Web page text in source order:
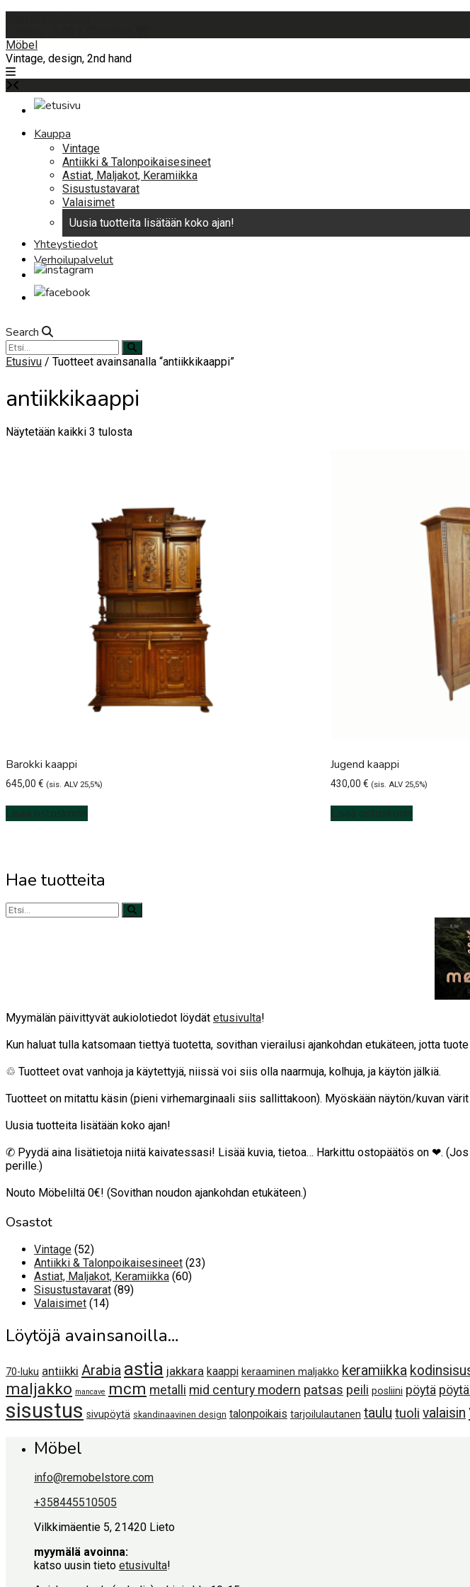
content
Möbel
Vintage, design, 2nd hand
Kauppa
Vintage
Antiikki & Talonpoikaisesineet
Astiat, Maljakot, Keramiikka
Sisustustavarat
Valaisimet
Uusia tuotteita lisätään koko ajan!
Yhteystiedot
Verhoilupalvelut
Search
Etusivu / Tuotteet avainsanalla “antiikkikaappi”
antiikkikaappi
Näytetään kaikki 3 tulostaSorted
Barokki kaappi
645,00 € (sis. ALV 25,5%)
Lisää ostoskoriin
Jugend kaappi
430,00 € (sis. ALV 25,5%)
Lisää ostoskoriin
Hae tuotteita
Myymälän päivittyvät aukiolotiedot löydät etusivulta!
Kun haluat tulla katsomaan tiettyä tuotetta, sovithan vierailusi ajankohdan etukäteen, jotta
♲ Tuotteet ovat vanhoja ja käytettyjä, niissä voi siis olla naarmuja, kolhuja, ja käytön jälkiä.
Tuotteet on mitattu käsin (pieni virhemarginaali siis sallittakoon). Myöskään näytön/kuvan
Uusia tuotteita lisätään koko ajan!
✆ Pyydä aina lisätietoja niitä kaivatessasi! Lisää kuvia, tietoa… Harkittu ostopäätös on ❤.
perille.)
Nouto Möbeliltä 0€! (Sovithan noudon ajankohdan etukäteen.)
Osastot
Vintage 5252
tuotetta
Antiikki & Talonpoikaisesineet 2323
Astiat, Maljakot, Keramiikka 6060
Sisustustavarat 8989
Valaisimet 1414
Löytöjä avainsanoilla…
70-luku antiikki Arabia astia jakkara kaappi keraaminen maljakko keramiikka
maljakko mancave mcm metalli mid century modern patsas peili posliini pöytä
sisustus sivupöytä skandinaavinen design talonpoikais tarjoilulautanen taulu tuoli valaisin
Möbel
info@remobelstore.com
+358445510505
Vilkkimäentie 5, 21420 Lieto
myymälä avoinna:
katso uusin tieto etusivulta!